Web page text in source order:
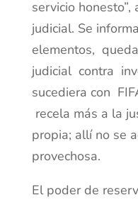
servicio
judicial. Se
elementos,
judicial contra
sucediera con
recela más a la
propia; allí no se
provechosa.
El poder de